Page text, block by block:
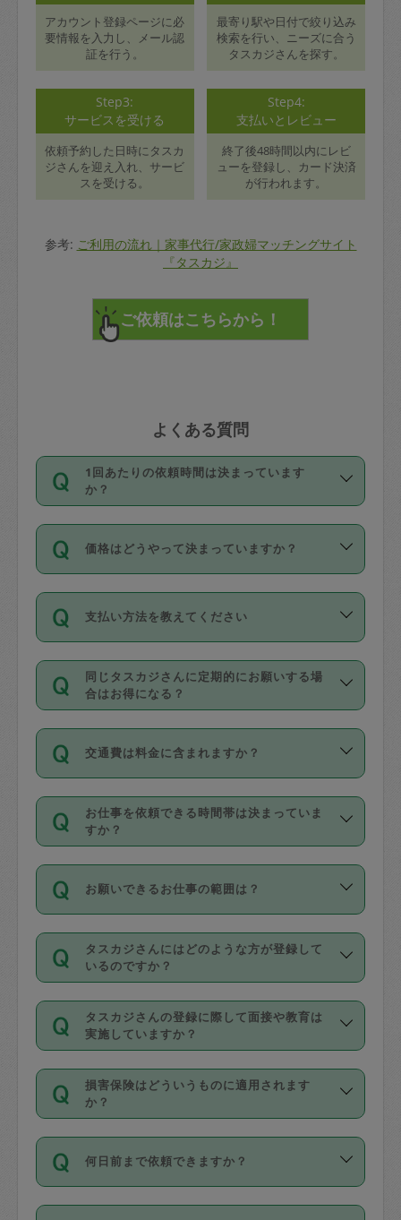
アカウント登録ページに必
要情報を入力し、メール認
証を行う。
最寄り駅や日付で絞り込み
検索を行い、ニーズに合う
タスカジさんを探す。
Step3:
サービスを受ける
依頼予約した日時にタスカ
ジさんを迎え入れ、サービ
スを受ける。
Step4:
支払いとレビュー
終了後48時間以内にレビ
ューを登録し、カード決済
が行われます。
参考: ご利用の流れ｜家事代行/家政婦マッチングサイト
『タスカジ』
よくある質問
1回あたりの依頼時間は決まっています
か？
依頼1回につき3時間固定です。3時間を
超えて依頼したい場合は、延長機能をご
利用ください。機能をご利用いただくに
の上事前申請することが必要です。な
お、3時間を下回っても、値引き等はござ
いません。
価格はどうやって決まっていますか？
11種類の価格帯の中からタスカジさん自
身が価格を選んで設定しています。
タスカジさんの価格設定には最初は制限
があり、レビュー件数、レビューの平均
値、などで除々に設定可能な最高額が上
がっていく仕組みになっています。
支払い方法を教えてください
お支払方法はクレジットカード（Visa／
Master／JCB／AMERICAN EXPRESS／
Diners Club）のみとなります。
を行う際にご入力ください。プロフィー
ル登録時にはご入力いただかなくても大
丈夫です。
デビットカード・プリペイドカード（Vプ
リカ、au WALLETなど）は支払にはご利
銀行振込や現金払いも対応していませ
なお、タスカジさんの交通費も、依頼料
金のご請求と合わせてお支払いとなりま
動計算で表示されます。
同じタスカジさんに定期的にお願いする場
合はお得になる？
依頼には「スポット」と「定期（毎週｜
隔週）」があり、「定期」の依頼は「ス
ポット」よりお得な料金でご利用できま
す。
定期の最低利用回数は設けていない代わ
りに、一定数を超えたキャンセルは有償
（例：毎週定期の場合は３回以上のキャ
ンセルが有償（1200円、隔週定期の場合
は２回以上のキャンセルが有償（1200
交通費は料金に含まれますか？
交通費は依頼料金とは別途発生し、依頼
料金のご請求と合わせてお支払いとなり
ます。交通費の金額は「依頼の詳細」に
お仕事を依頼できる時間帯は決まっていま
すか？
時間帯は3種類あります。いずれも１回あ
たり３時間です。
・ＡＭ ９時～１２時
・ＰＭ １３時～１６時
・夜 １８時～２１時
開始時間を２時間前後変更することが可
能です。依頼送信後、個別にタスカジさ
んにメッセージを送り調整してくださ
い。ただし、２時間を越えての調整はで
時間も被らない場合、損害保険の対象外
お願いできるお仕事の範囲は？
掃除、整理収納、洗濯、買い物、料理、
作り置きです。タスカジさんによってで
きる仕事の範囲が異なりますので、依頼
する前にタスカジさんのプロフィールで
確認してください。
基本的に、高所での作業や危険作業、屋
外での作業は対象外です。
タスカジさんにはどのような方が登録して
いるのですか？
主婦として長年の家事経験をお持ちの
方、栄養士・調理師といった資格者で保
育園や学校の給食やレストランで料理関
係の専門職に従事されていた方、日本で
すでにハウスキーパーや英語の先生とし
てお仕事をしているフィリピン出身の
社員など様々なバックグラウンドの方が
登録しています。
タスカジさんの登録に際して面接や教育は
実施していますか？
応募の際に、各自事務局との面接と説明
を行っています。その後、身分証明書の
写真提出をしていただいています。外国
確認しています。タスカジさんトレーニ
ング動画を使ったセルフトレーニングの
損害保険はどういうものに適用されます
か？
依頼者とタスカジさんとの間でタスカジ
を通して成立した作業時間内での作業に
適用されます。作業範囲は、掃除、洗
何日前まで依頼できますか？
ご依頼は、現在を起点に3日後（72時間